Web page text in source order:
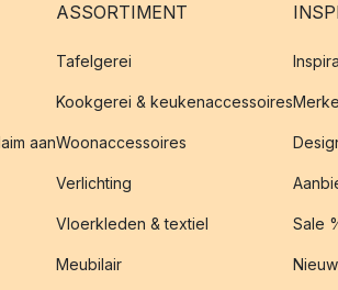
aan
ASSORTIMENT
Tafelgerei
Kookgerei & keukenaccessoires
Woonaccessoires
Verlichting
Vloerkleden & textiel
Meubilair
Sale
Nieuw